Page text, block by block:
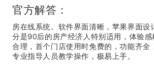
官方解答：
房在线系统。软件界面清晰，苹果界面设
分是90后的房产经济人特别适用，体验
合理，首个门店使用时免费的，功能齐全
专业指导人员教学操作，极易上手。